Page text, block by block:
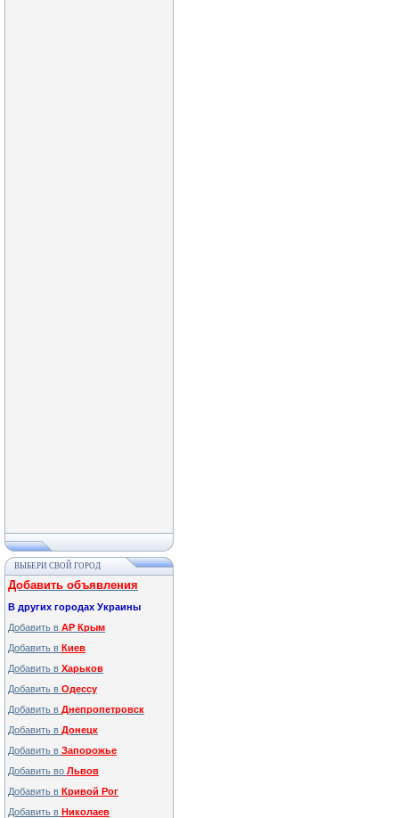
ВЫБЕРИ СВОЙ ГОРОД
Добавить объявления
В других городах Украины
Добавить в АР Крым
Добавить в Киев
Добавить в Харьков
Добавить в Одессу
Добавить в Днепропетровск
Добавить в Донецк
Добавить в Запорожье
Добавить во Львов
Добавить в Кривой Рог
Добавить в Николаев